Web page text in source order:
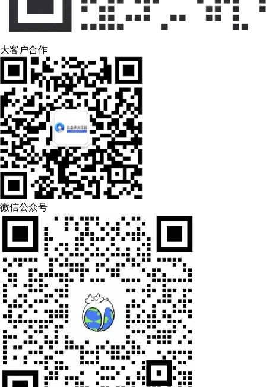
大客户合作
微信公众号